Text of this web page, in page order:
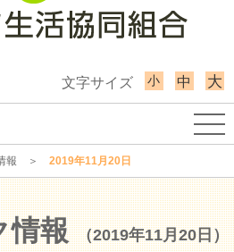
文字サイズ 小 中 大
報 ＞ 2019年11月20日
情報 （2019年11月20日）